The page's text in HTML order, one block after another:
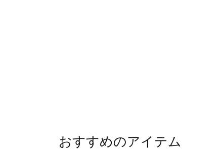
おすすめのアイテム